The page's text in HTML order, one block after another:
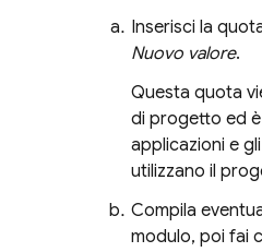
Inserisci la
Nuovo valore.
Questa quota
di progetto ed
applicazioni e
utilizzano il
Compila
modulo, poi fai